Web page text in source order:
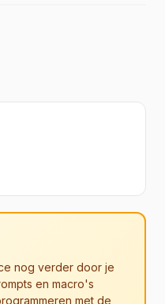
nog verder door je
en macro's
met de